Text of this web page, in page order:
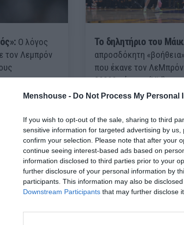
Menshouse - Do Not Process My Personal
If you wish to opt-out of the sale, sharing to third
sensitive information for targeted advertising by
confirm your selection. Please note that after your
continue seeing interest-based ads based on
information disclosed to third parties prior to your
further disclosure of your personal information by
participants. This information may also be
Downstream Participants that may further disclose
Ο λόγος
τον Λεμπρόν
Το δηλητήριο του
απροσδόκητη
που έκανε τον
38390 πόντων (Vid)